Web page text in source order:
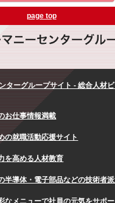
page top
ターグループサイト - 総合人材
お仕事情報満載
の就職活動応援サイト
を高める人材教育
半導体・電子部品などの技術者
なメニューで社員の元気をサポー